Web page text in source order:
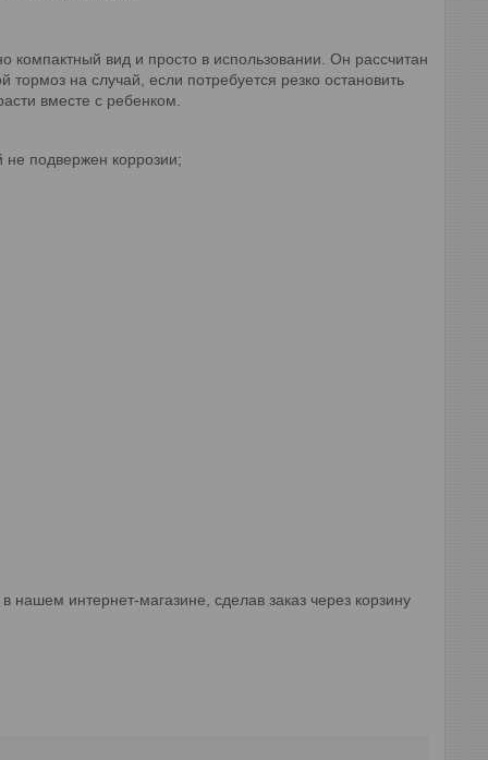
компактный вид и просто в использовании. Он рассчитан
на случай, если потребуется резко остановить
вместе с ребенком.
не подвержен коррозии;
интернет-магазине, сделав заказ через корзину